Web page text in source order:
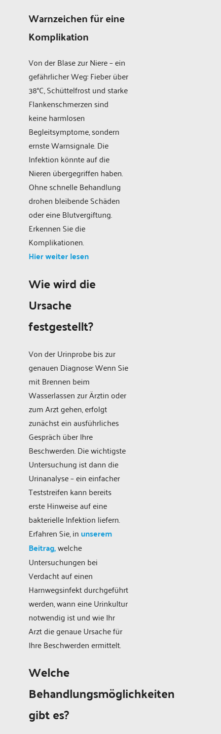
Warnzeichen für eine
Komplikation
Von der Blase zur Niere – ein
gefährlicher Weg: Fieber über
38°C, Schüttelfrost und starke
Flankenschmerzen sind
keine harmlosen
Begleitsymptome, sondern
ernste Warnsignale. Die
Infektion könnte auf die
Nieren übergegriffen haben.
Ohne schnelle Behandlung
drohen bleibende Schäden
oder eine Blutvergiftung.
Erkennen Sie die
Komplikationen.
Hier weiter lesen
Wie wird die
Ursache
festgestellt?
Von der Urinprobe bis zur
genauen Diagnose: Wenn Sie
mit Brennen beim
Wasserlassen zur Ärztin oder
zum Arzt gehen, erfolgt
zunächst ein ausführliches
Gespräch über Ihre
Beschwerden. Die wichtigste
Untersuchung ist dann die
Urinanalyse – ein einfacher
Teststreifen kann bereits
erste Hinweise auf eine
bakterielle Infektion liefern.
Erfahren Sie, in unserem
Beitrag,welche
Untersuchungen bei
Verdacht auf einen
Harnwegsinfekt durchgeführt
werden, wann eine Urinkultur
notwendig ist und wie Ihr
Arzt die genaue Ursache für
Ihre Beschwerden ermittelt.
Welche
Behandlungsmöglichkeiten
gibt es?